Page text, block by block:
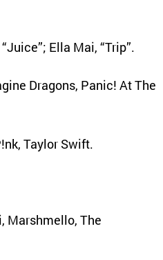
Ella Mai, “Trip”.
Dragons, Panic! At The
Taylor Swift.
Marshmello, The